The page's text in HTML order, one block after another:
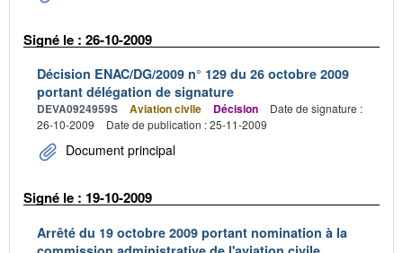
Signé le : 26-10-2009
Décision ENAC/DG/2009 n° 129 du 26 octobre 2009
portant délégation de signature
DEVA0924959S Aviation civile Décision
Date de signature :
26-10-2009
Date de publication : 25-11-2009
Document principal
Signé le : 19-10-2009
Arrêté du 19 octobre 2009 portant nomination à la